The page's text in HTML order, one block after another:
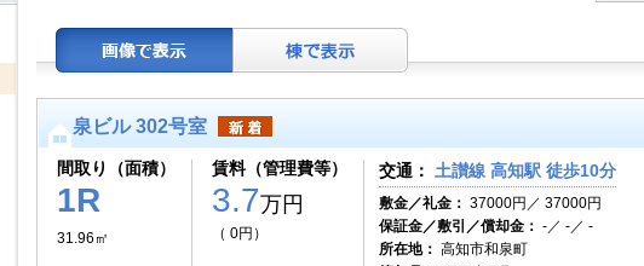
泉ビル 302号室
間取り（面積）
1R
31.96㎡
賃料（管理費等）
3.7万円
（ 0円）
交通： 土讃線 高知駅 徒歩10分
敷金／礼金： 37000円／ 37000円
保証金／敷引／償却金： -／ -／ -
所在地： 高知市和泉町